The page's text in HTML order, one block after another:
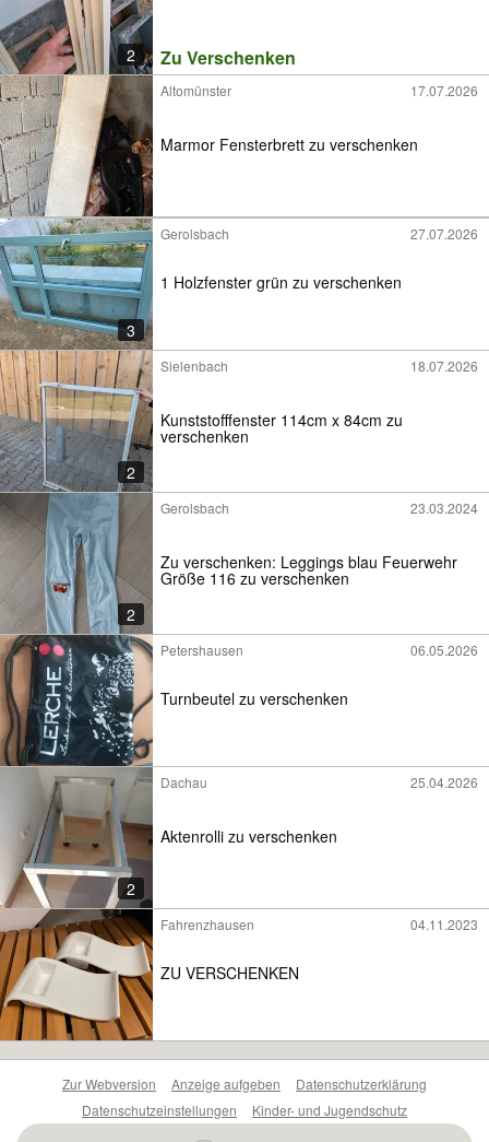
2 Zu Verschenken
Altomünster 17.07.2026
Marmor Fensterbrett zu verschenken
3
Gerolsbach 27.07.2026
1 Holzfenster grün zu verschenken
2
Sielenbach 18.07.2026
Kunststofffenster 114cm x 84cm zu
verschenken
2
Gerolsbach 23.03.2024
Zu verschenken: Leggings blau Feuerwehr
Größe 116 zu verschenken
Petershausen 06.05.2026
Turnbeutel zu verschenken
2
Dachau 25.04.2026
Aktenrolli zu verschenken
Fahrenzhausen 04.11.2023
ZU VERSCHENKEN
Zur Webversion Anzeige aufgeben
Datenschutzerklärung
Datenschutzeinstellungen
Kinder- und Jugendschutz
Barrierefreiheitserklärung